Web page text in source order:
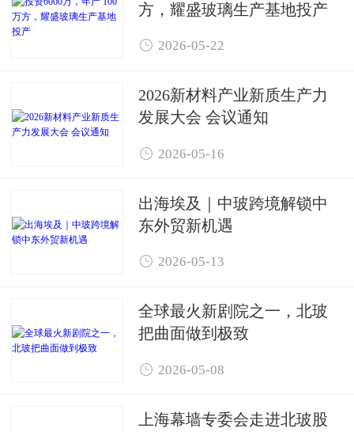
方，耀盛玻璃生产基地投产
 2026-05-22
2026新材料产业新质生产力
发展大会 会议通知
 2026-05-16
出海埃及｜中玻跨境解锁中
东外贸新机遇
 2026-05-13
全球最火新剧院之一，北玻
把曲面做到极致
 2026-05-08
上海幕墙专委会走进北玻股